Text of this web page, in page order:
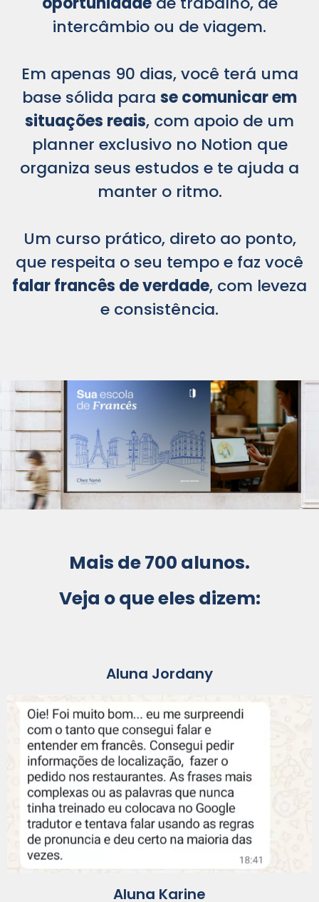
intercâmbio ou de viagem.
Em apenas 90 dias, você terá uma
base sólida para se comunicar em
situações reais, com apoio de um
planner exclusivo no Notion que
organiza seus estudos e te ajuda a
manter o ritmo.
Um curso prático, direto ao ponto,
que respeita o seu tempo e faz você
falar francês de verdade, com leveza
e consistência.
Mais de 700 alunos.
Veja o que eles dizem:
Aluna Jordany
Aluna Karine